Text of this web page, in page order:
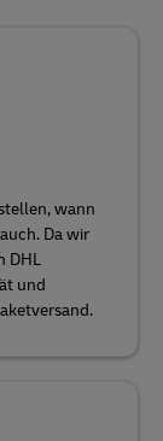
wann
Da wir
DHL
und